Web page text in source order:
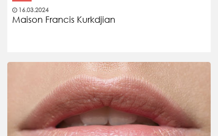
16.03.2024
Maison Francis Kurkdjian